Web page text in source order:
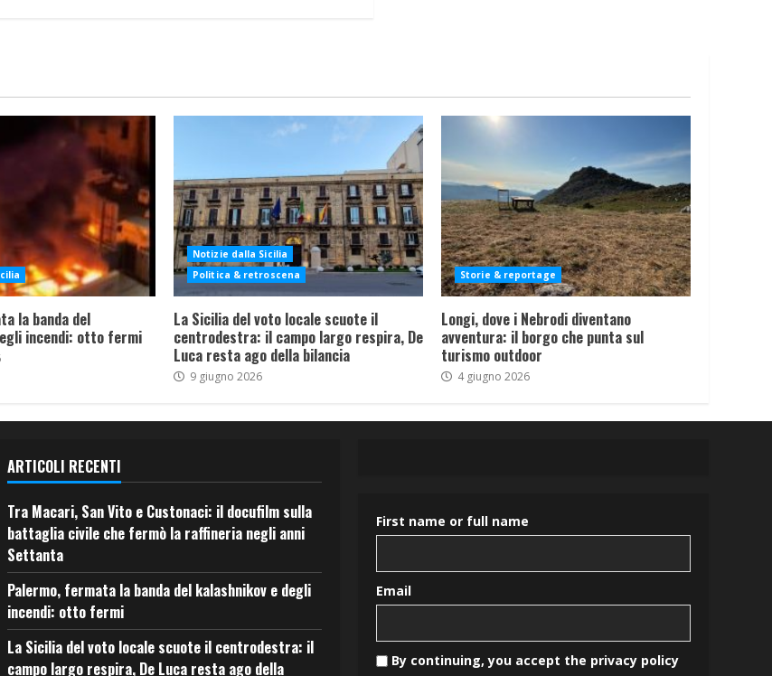
la banda del
incendi: otto fermi
Notizie dalla Sicilia
Politica & retroscena
La Sicilia del voto locale scuote il
centrodestra: il campo largo respira, De
Luca resta ago della bilancia
9 giugno 2026
Storie & reportage
Longi, dove i Nebrodi diventano
avventura: il borgo che punta sul
turismo outdoor
4 giugno 2026
ARTICOLI RECENTI
Tra Macari, San Vito e Custonaci: il docufilm sulla
battaglia civile che fermò la raffineria negli anni
Settanta
Palermo, fermata la banda del kalashnikov e degli
incendi: otto fermi
La Sicilia del voto locale scuote il centrodestra: il
campo largo respira, De Luca resta ago della
First name or full name
Email
By continuing, you accept the privacy policy